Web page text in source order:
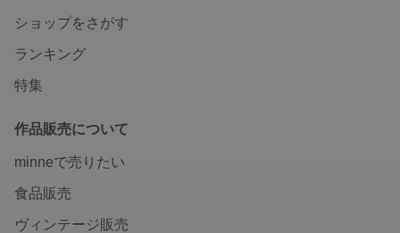
ショップをさがす
ランキング
特集
作品販売について
minneで売りたい
食品販売
ヴィンテージ販売